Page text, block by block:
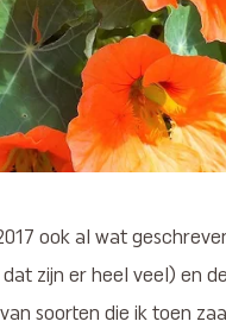
ook al wat
zijn er heel veel) en
soorten die ik toen